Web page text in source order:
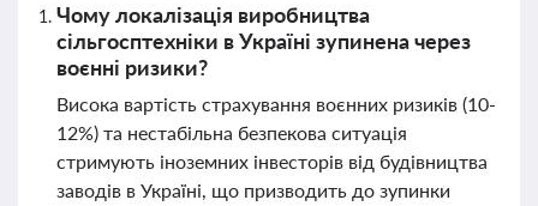
Чому локалізація виробництва
сільгосптехніки в Україні зупинена через
воєнні ризики?
Висока вартість страхування воєнних ризиків (10-
12%) та нестабільна безпекова ситуація
стримують іноземних інвесторів від будівництва
заводів в Україні, що призводить до зупинки